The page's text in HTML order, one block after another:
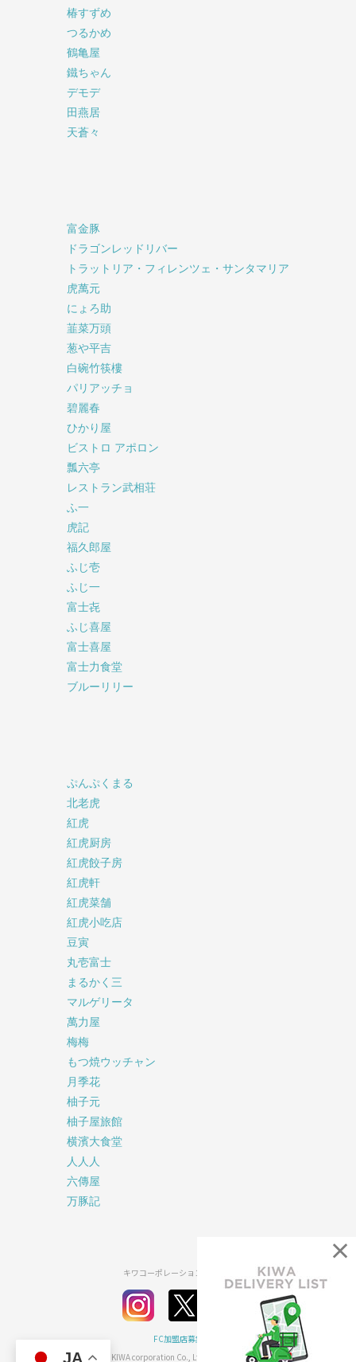
椿すずめ
つるかめ
鶴亀屋
鐵ちゃん
デモデ
田燕居
天蒼々
富金豚
ドラゴンレッドリバー
トラットリア・フィレンツェ・サンタマリア
虎萬元
にょろ助
韮菜万頭
葱や平吉
白碗竹筷樓
パリアッチョ
碧麗春
ひかり屋
ビストロ アポロン
瓢六亭
レストラン武相荘
ふ一
虎記
福久郎屋
ふじ壱
ふじ一
富士㐂
ふじ喜屋
富士喜屋
富士力食堂
ブルーリリー
ぷんぷくまる
北老虎
紅虎
紅虎厨房
紅虎餃子房
紅虎軒
紅虎菜舗
紅虎小吃店
豆寅
丸壱富士
まるかく三
マルゲリータ
萬力屋
梅梅
もつ焼ウッチャン
月季花
柚子元
柚子屋旅館
横濱大食堂
人人人
六傳屋
万豚記
キワコーポレーション公式SNS
FC加盟店募集
2026© KIWA corporation Co., Ltd all rights reserved.
JA
×